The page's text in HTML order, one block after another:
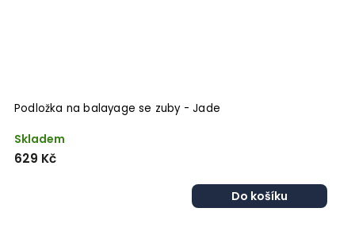
Podložka na balayage se zuby - Jade
Skladem
629 Kč
Do košíku